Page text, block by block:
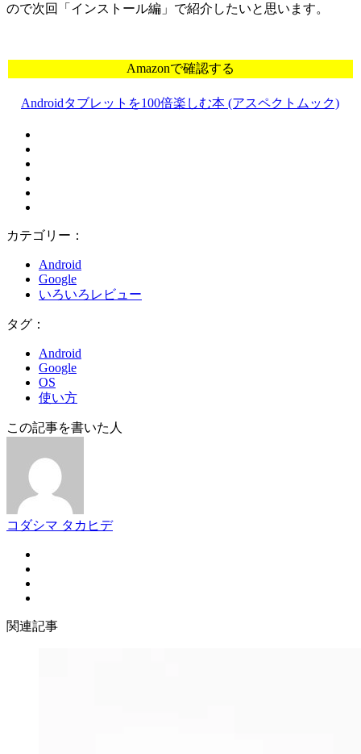
ので次回「インストール編」で紹介したいと思います。
Amazonで確認する
Androidタブレットを100倍楽しむ本 (アスペクトムック)
カテゴリー：
Android
Google
いろいろレビュー
タグ：
Android
Google
OS
使い方
この記事を書いた人
コダシマ タカヒデ
関連記事